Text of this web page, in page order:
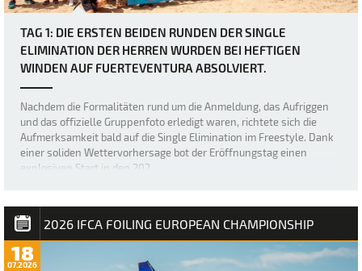
TAG 1: DIE ERSTEN BEIDEN RUNDEN DER SINGLE
ELIMINATION DER HERREN WURDEN BEI HEFTIGEN
WINDEN AUF FUERTEVENTURA ABSOLVIERT.
Nachdem die Formalitäten rund um die Anmeldung, das Aufriggen
und das offizielle Gruppenfoto erledigt waren, richtete sich die
Aufmerksamkeit bald auf die Single Elimination im Freestyle. Dank
einer soliden Wettervorhersage bot der Eröffnungstag einen
explosiven Start in den 202…
2026 IFCA FOILING EUROPEAN CHAMPIONSHIP
18
07.2026